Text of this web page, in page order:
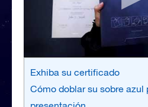
Exhiba su certificado
Cómo doblar su sobre azul